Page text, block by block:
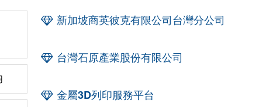
新加坡商英彼克有限公司台灣分公司
台灣石原產業股份有限公司
金屬3D列印服務平台